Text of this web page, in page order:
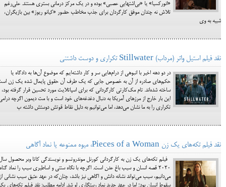
«انورکسیا» یا «بی‌اشتهایی عصبی» بوده و در یک مرکز درمانی بستری هستند. علی‌رغم
تلاش نه چندان موفق کارگردان برای جذب مخاطب حضور «کیانو‌ ریوز» بین بازیگران،
شبیه به وی
نقد فیلم استیل واتر (مرداب) Stillwater تکراری و دوست داشتنی
در دو دهه اخیر با انبوهی از درام‌هایی سر و کار داشته‌ایم که موضوع آن‌ها به دادگاه یا
حکم‌های صادره از آن به خصوص جایی که یک طرف آن حقوق پایمال شده یک زن
ساخته شده‌اند. تام مک‌کارتی کارگردانی که برای اسپاتلایت مورد تحسین قرار گرفته بود،
این بار خارج از مرزهای آمریکا به دنبال دغدغه‌های خود است و با مت دیمون اگرچه
تکراری را به ما نشان می‌دهد، اما می‌توانیم به دلیل نقاط قوتش دوستش داشته ب
نقد فیلم تکه‌های یک زن Pieces of a Woman، میوه ممنوعه یا نماد آگاهی
فیلم تکه‌های یک زن به کارگردانی کورنل موندروتسو و نویسندگی کاتا وبر محصول
2020 قصه انسان و سیب باغ عدن است. اگرچه با نگاه سنتی و اساطیری سیب را نماد گناه
می‌دانیم، سیب می‌تواند نشانه دانش و اگاهی نیز باشد، چنان‌که در عهد عتیق سیب نشانی از
سقوط انسان بود؛ اما در عهد جدید نماد رستگاری او شد. ادامه مطلب: نقد فیلم تکه‌های